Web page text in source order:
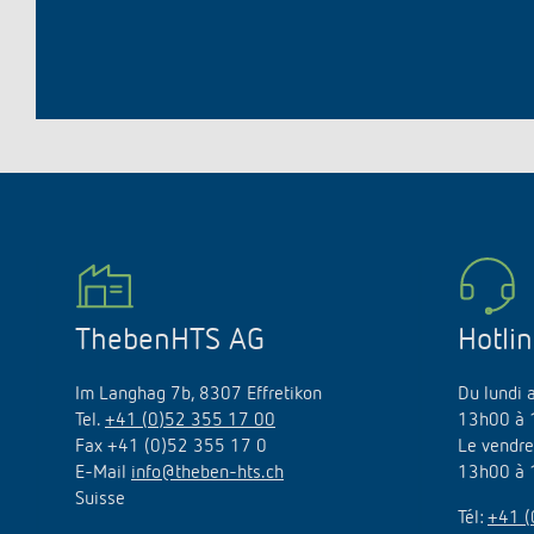
ThebenHTS AG
Im Langhag 7b, 8307 Effretikon
Tel. +41 (0)52 355 17 00
Fax +41 (0)52 355 17 0
E-Mail info@theben-hts.ch
Suisse
Du lundi
13h00 à
Le
13h00 à
Tél: +41